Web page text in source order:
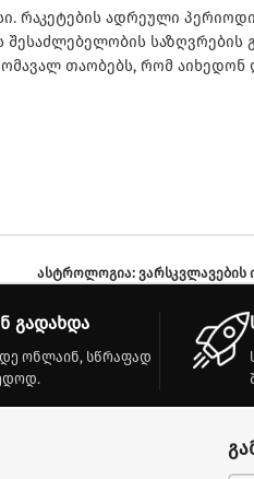
რაკეტების ადრეული
შესაძლებელობის
თაობებს, რომ აიხედონ
ასტროლოგია: ვარსკვლავების
გადახდა
ონლაინ, სწრაფად